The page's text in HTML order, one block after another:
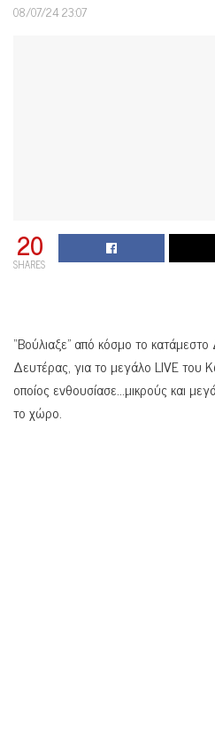
08/07/24 23:07
20
SHARES
“Bούλιαξε” από κόσμο το
Δευτέρας, για το μεγάλο LIVE του
οποίος ενθουσίασε…μικρούς και
το χώρο.